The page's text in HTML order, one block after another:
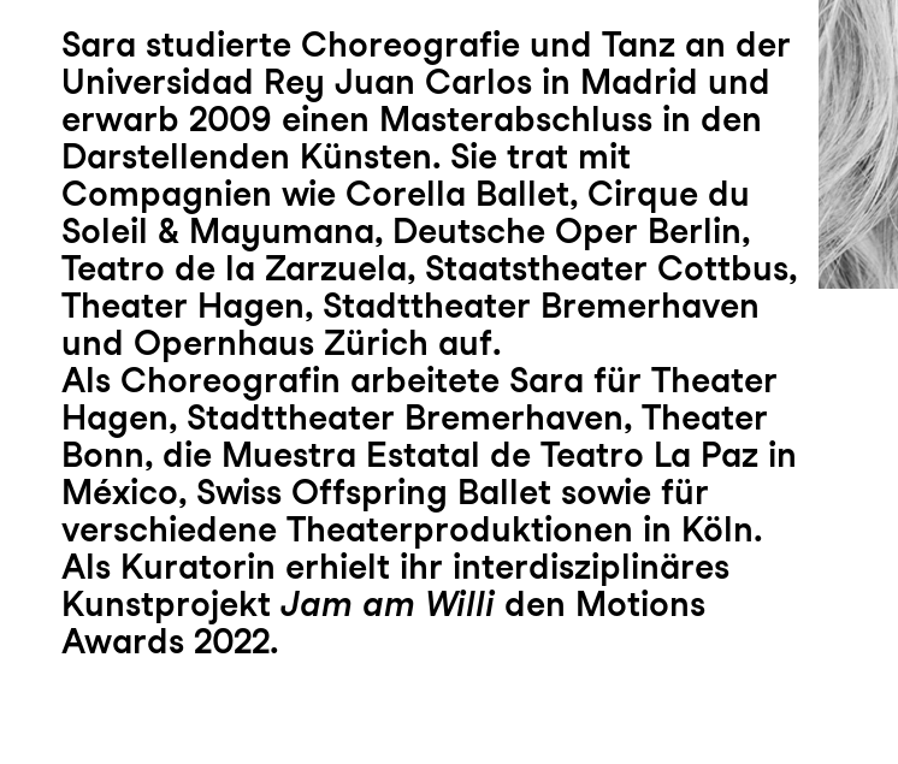
Sara studierte Choreografie und Tanz an der
Universidad Rey Juan Carlos in Madrid und
erwarb 2009 einen Masterabschluss in den
Darstellenden Künsten. Sie trat mit
Compagnien wie Corella Ballet, Cirque du
Soleil & Mayumana, Deutsche Oper Berlin,
Teatro de la Zarzuela, Staatstheater Cottbus,
Theater Hagen, Stadttheater Bremerhaven
und Opernhaus Zürich auf.
Als Choreografin arbeitete Sara für Theater
Hagen, Stadttheater Bremerhaven, Theater
Bonn, die Muestra Estatal de Teatro La Paz in
México, Swiss Offspring Ballet sowie für
verschiedene Theaterproduktionen in Köln.
Als Kuratorin erhielt ihr interdisziplinäres
Kunstprojekt Jam am Williden Motions
Awards 2022.